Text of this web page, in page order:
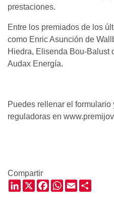
prestaciones.
Entre los premiados de los
como Enric Asunción de
Hiedra, Elisenda Bou-Balust
Audax Energía.
Puedes rellenar el
reguladoras en
Compartir
LinkedIn
X Facebook
WhatsApp
Email